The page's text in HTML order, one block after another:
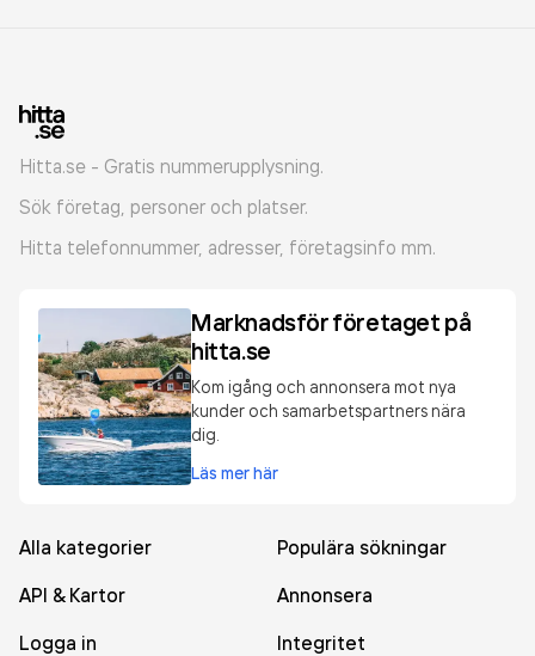
Hitta.se - Gratis nummerupplysning.
Sök företag, personer och platser.
Hitta telefonnummer, adresser, företagsinfo mm.
Marknadsför företaget på
hitta.se
Kom igång och annonsera mot nya
kunder och samarbetspartners nära
dig.
Läs mer här
Alla kategorier
Populära sökningar
API & Kartor
Annonsera
Logga in
Integritet